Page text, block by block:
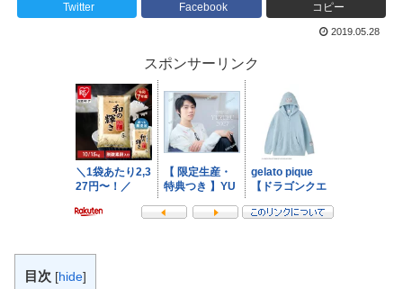
Twitter Facebook コピー
2019.05.28
スポンサーリンク
目次 [hide]